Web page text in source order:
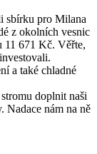
sbírku pro Milana
z okolních vesnic
11 671 Kč. Věřte,
a také chladné
doplnit naši
Nadace nám na ně